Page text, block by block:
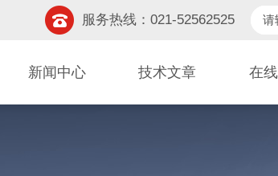
服务热线：021-52562525
新闻中心 技术文章 在